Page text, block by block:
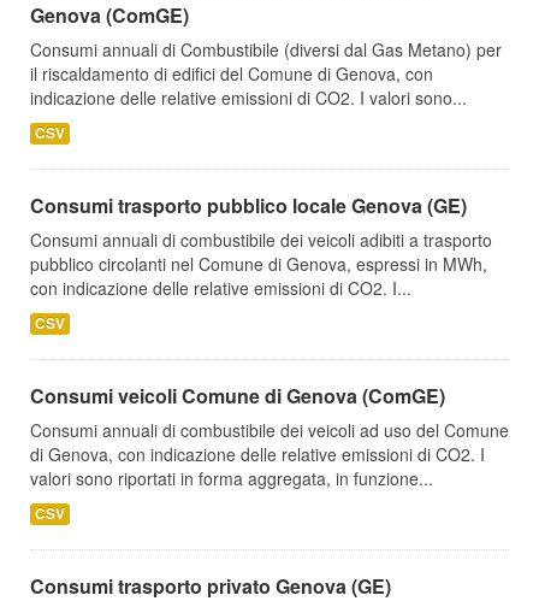
Genova (ComGE)
Consumi annuali di Combustibile (diversi dal Gas Metano) per
il riscaldamento di edifici del Comune di Genova, con
indicazione delle relative emissioni di CO2. I valori sono...
CSV
Consumi trasporto pubblico locale Genova (GE)
Consumi annuali di combustibile dei veicoli adibiti a trasporto
pubblico circolanti nel Comune di Genova, espressi in MWh,
con indicazione delle relative emissioni di CO2. I...
CSV
Consumi veicoli Comune di Genova (ComGE)
Consumi annuali di combustibile dei veicoli ad uso del Comune
di Genova, con indicazione delle relative emissioni di CO2. I
valori sono riportati in forma aggregata, in funzione...
CSV
Consumi trasporto privato Genova (GE)